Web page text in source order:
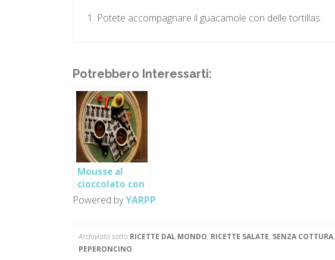
Potete accompagnare il guacamole con delle tortillas.
Potrebbero Interessarti:
Mousse al
cioccolato con
avocado e
peperoncino
Powered byYARPP.
Archiviato sotto:RICETTE DAL MONDO, RICETTE SALATE, SENZA COTTURA,
PEPERONCINO